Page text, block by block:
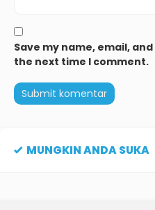
Save my name, email,
the next time I comment.
MUNGKIN ANDA SUKA